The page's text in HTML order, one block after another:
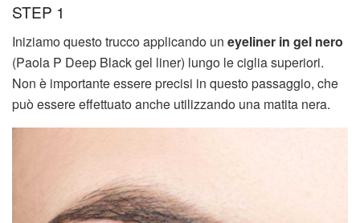
STEP 1
Iniziamo questo trucco applicando un eyeliner in gel nero
(Paola P Deep Black gel liner) lungo le ciglia superiori.
Non è importante essere precisi in questo passaggio, che
può essere effettuato anche utilizzando una matita nera.